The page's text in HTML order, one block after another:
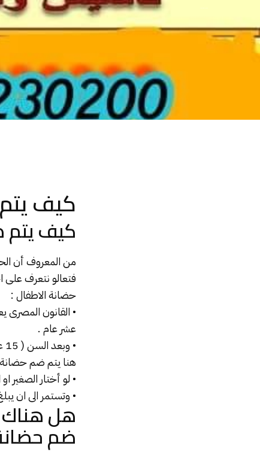
كيف
كيف يتم
من المعروف أن
فتعالو نتعرف
حضانة الاطفال :
• القانون المصرى
عشر عام .
• وبعد السن ( 15 عام ) يخير القاضى الولد او البنت بالاختيار ما بين ابوه او امه .
هنا يتم ضم
• لو أختار الصغير
• وتستمر الى ان
هل هناك
ضم